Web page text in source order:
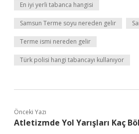
En iyi yerli tabanca hangisi
Samsun Terme soyu nereden gelir
Terme ismi nereden gelir
Türk polisi hangi tabancayı kullanıyor
Önceki Yazı
Atletizmde Yol Yarışları Kaç